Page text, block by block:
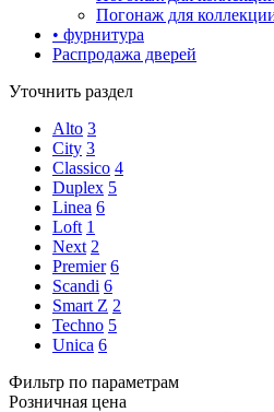
Погонаж для
• фурнитура
Распродажа дверей
Уточнить раздел
Alto 3
City 3
Classico 4
Duplex 5
Linea 6
Loft 1
Next 2
Premier 6
Scandi 6
Smart Z 2
Techno 5
Unica 6
Фильтр по параметрам
Розничная цена